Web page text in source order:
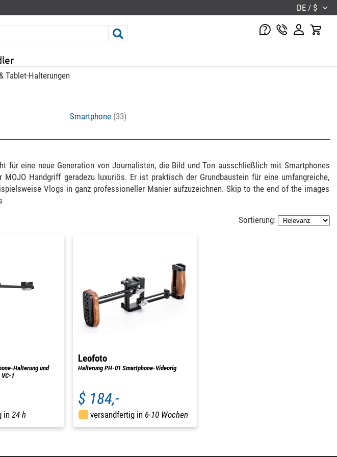
DE / $
Tablet-Halterungen
Smartphone (33)
für eine neue Generation von Journalisten, die Bild und Ton ausschließlich mit Smartphones
Handgriff geradezu luxuriös. Er ist praktisch der Grundbaustein für eine umfangreiche,
Vlogs in ganz professioneller Manier aufzuzeichnen. Skip to the end of the images
Sortierung:
Halterung und
1
in24 h
Leofoto
Halterung PH-01 Smartphone-Videorig
$ 184,-
versandfertig in 6-10 Wochen